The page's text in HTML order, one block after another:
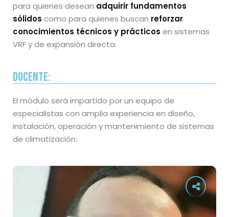
para quienes desean adquirir fundamentos
sólidos como para quienes buscan reforzar
conocimientos técnicos y prácticos en sistemas
VRF y de expansión directa.
Docente:
El módulo será impartido por un equipo de
especialistas con amplia experiencia en diseño,
instalación, operación y mantenimiento de sistemas
de climatización: